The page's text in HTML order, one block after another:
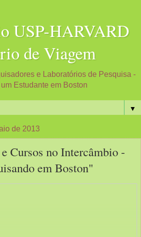
USP-HARVARD
de Viagem
e Laboratórios de Pesquisa -
Estudante em Boston
▼
de 2013
Cursos no Intercâmbio -
em Boston"